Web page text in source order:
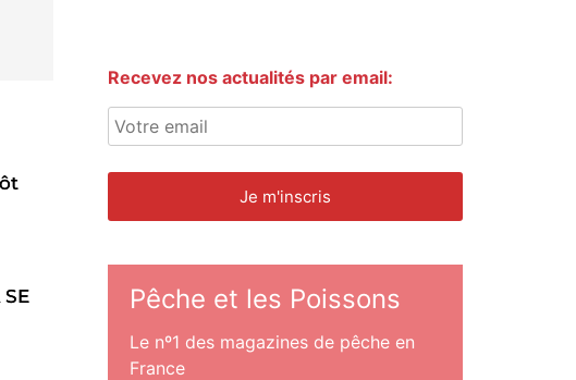
SE
Recevez nos actualités par email:
Pêche et les Poissons
Le nº1 des magazines de pêche en
France